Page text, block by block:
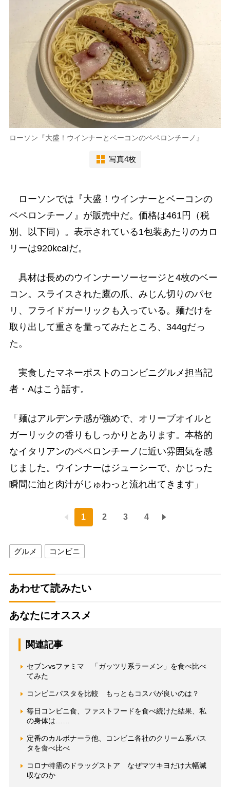
ローソン『大盛！ウインナーとベーコンのペペロンチーノ』
写真4枚
ローソンでは『大盛！ウインナーとベーコンの
ペペロンチーノ』が販売中だ。価格は461円（税
別、以下同）。表示されている1包装あたりのカロ
リーは920kcalだ。
具材は長めのウインナーソーセージと4枚のベー
コン。スライスされた鷹の爪、みじん切りのパセ
リ、フライドガーリックも入っている。麺だけを
取り出して重さを量ってみたところ、344gだっ
た。
実食したマネーポストのコンビニグルメ担当記
者・Aはこう話す。
「麺はアルデンテ感が強めで、オリーブオイルと
ガーリックの香りもしっかりとあります。本格的
なイタリアンのペペロンチーノに近い雰囲気を感
じました。ウインナーはジューシーで、かじった
瞬間に油と肉汁がじゅわっと流れ出てきます」
1 2 3 4
グルメ コンビニ
あわせて読みたい
あなたにオススメ
関連記事
セブンvsファミマ 「ガッツリ系ラーメン」を食べ比べ
てみた
コンビニパスタを比較 もっともコスパが良いのは？
毎日コンビニ食、ファストフードを食べ続けた結果、私
の身体は……
定番のカルボナーラ他、コンビニ各社のクリーム系パス
タを食べ比べ
コロナ特需のドラッグストア なぜマツキヨだけ大幅減
収なのか